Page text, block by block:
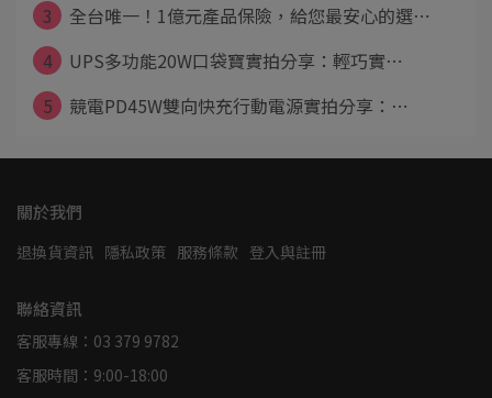
3
全台唯一！1億元產品保險，給您最安心的選⋯
4
UPS多功能20W口袋寶實拍分享：輕巧實⋯
5
競電PD45W雙向快充行動電源實拍分享：⋯
關於我們
退換貨資訊 隱私政策 服務條款 登入與註冊
聯絡資訊
客服專線：03 379 9782
客服時間：9:00-18:00